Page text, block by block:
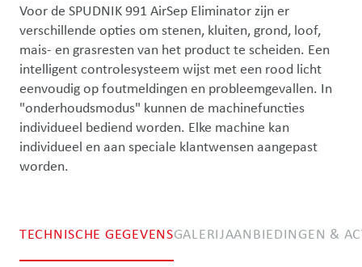
Voor de SPUDNIK 991 AirSep Eliminator zijn er
verschillende opties om stenen, kluiten, grond, loof,
mais- en grasresten van het product te scheiden. Een
intelligent controlesysteem wijst met een rood licht
eenvoudig op foutmeldingen en probleemgevallen. In
"onderhoudsmodus" kunnen de machinefuncties
individueel bediend worden. Elke machine kan
individueel en aan speciale klantwensen aangepast
worden.
TECHNISCHE GEGEVENSGALERIJAANBIEDINGEN &